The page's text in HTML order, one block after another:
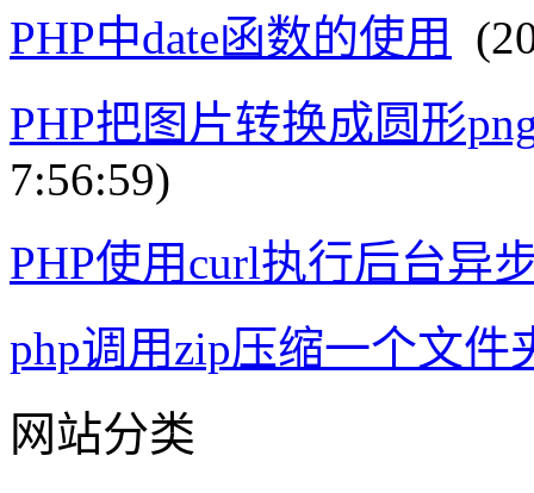
PHP中date函数的使用
PHP把图片转换成圆形
7:56:59)
PHP使用curl执行后台异
php调用zip压缩一个文件
网站分类